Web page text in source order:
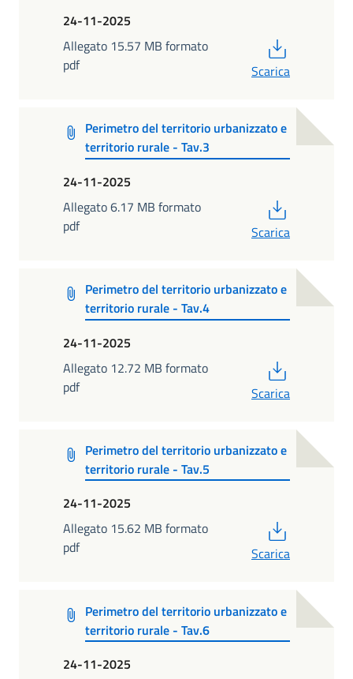
24-11-2025
Allegato 15.57 MB formato
pdf
Scarica
Perimetro del territorio urbanizzato e
territorio rurale - Tav.3
24-11-2025
Allegato 6.17 MB formato
pdf
Scarica
Perimetro del territorio urbanizzato e
territorio rurale - Tav.4
24-11-2025
Allegato 12.72 MB formato
pdf
Scarica
Perimetro del territorio urbanizzato e
territorio rurale - Tav.5
24-11-2025
Allegato 15.62 MB formato
pdf
Scarica
Perimetro del territorio urbanizzato e
territorio rurale - Tav.6
24-11-2025